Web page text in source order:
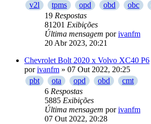
v2l
tpms opd obd obc
19 Respostas
81201 Exibições
Última mensagem porivanfm
20 Abr 2023, 20:21
Chevrolet Bolt 2020 x Volvo XC40 P6
porivanfm » 07 Out 2022, 20:25
pbt
ota opd obd
cmt
6 Respostas
5885 Exibições
Última mensagem porivanfm
07 Out 2022, 20:28